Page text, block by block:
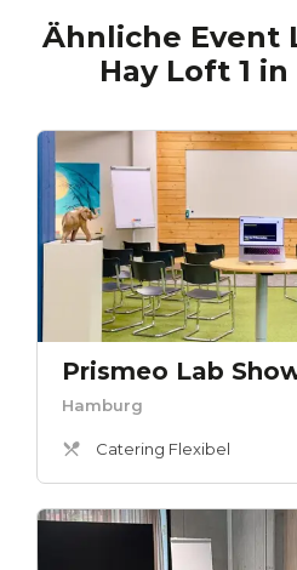
Ähnliche Event
Hay Loft 1 in
Prismeo Lab
Hamburg
Catering Flexibel